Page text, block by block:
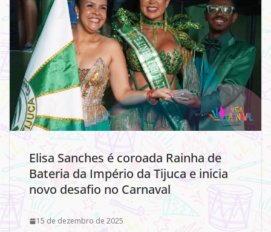
Elisa Sanches é coroada Rainha de
Bateria da Império da Tijuca e inicia
novo desafio no Carnaval
15 de dezembro de 2025